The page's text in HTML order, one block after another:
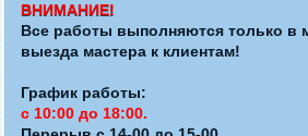
ВНИМАНИЕ!
Все работы выполняются только в
выезда мастера к клиентам!
График работы:
с 10:00 до 18:00.